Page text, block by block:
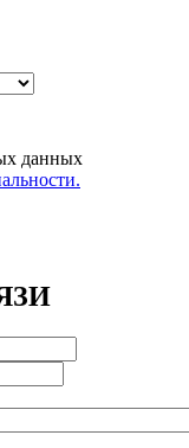
данных